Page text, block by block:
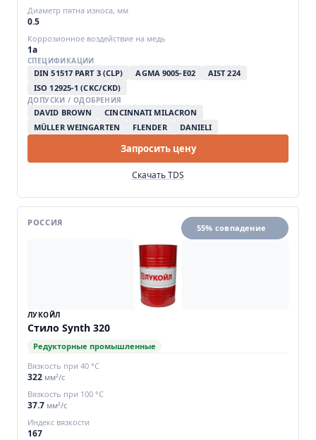
Диаметр пятна износа, мм
0.5
Коррозионное воздействие на медь
1а
СПЕЦИФИКАЦИИ
DIN 51517 PART 3 (CLP) AGMA 9005-E02
AIST 224
ISO 12925-1 (CKC/CKD)
ДОПУСКИ / ОДОБРЕНИЯ
DAVID BROWN
CINCINNATI MILACRON
MÜLLER WEINGARTEN
FLENDER DANIELI
Запросить цену
Скачать TDS
РОССИЯ
55% совпадение
ЛУКОЙЛ
Стило Synth 320
Редукторные промышленные
Вязкость при 40 °C
322 мм²/с
Вязкость при 100 °C
37.7 мм²/с
Индекс вязкости
167